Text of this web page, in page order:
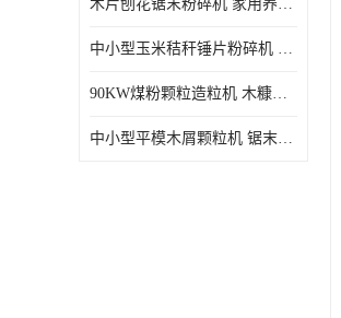
木片刨花锯末粉碎机 家用养殖饲料玉米芯秸秆粉碎机械
中小型玉米秸秆锤片粉碎机 家用多功能打粉机 杂粮饲料粉碎设备
90KW煤粉颗粒造粒机 木糠稻壳制粒机 秸秆颗粒机
中小型平模木屑颗粒机 锯末刨花生物质燃料秸秆压缩颗粒机